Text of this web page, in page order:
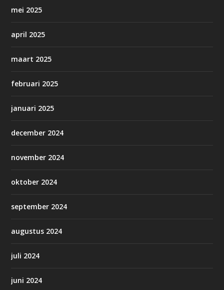
mei 2025
april 2025
maart 2025
februari 2025
januari 2025
december 2024
november 2024
oktober 2024
september 2024
augustus 2024
juli 2024
juni 2024